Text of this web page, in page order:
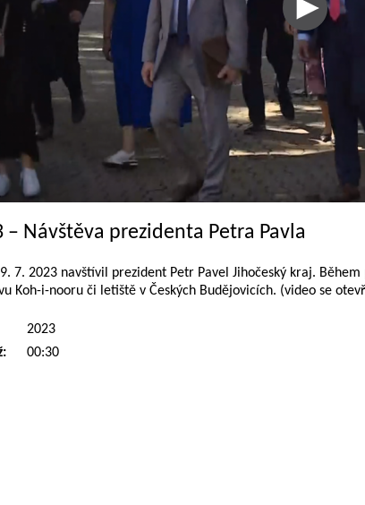
– Návštěva prezidenta Petra Pavla
7. 2023 navštívil prezident Petr Pavel Jihočeský kraj.
Koh-i-nooru či letiště v Českých Budějovicích. (video se
2023
00:30